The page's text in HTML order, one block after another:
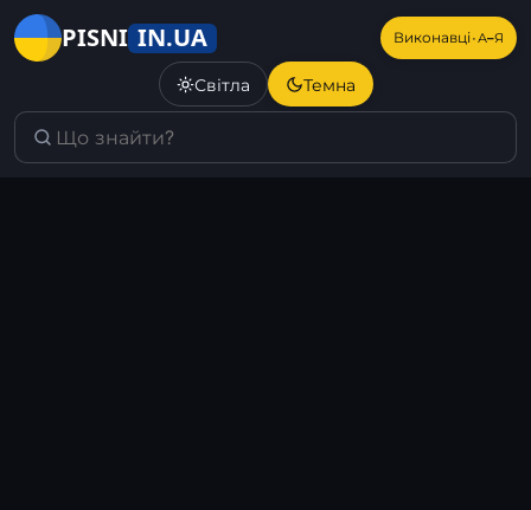
PISNI IN.UA Виконавці·А–Я
Світла Темна